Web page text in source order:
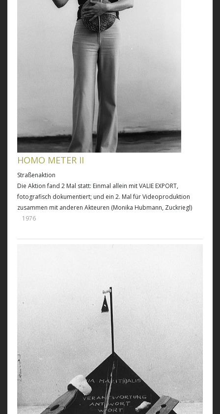
HOMO METER II
Straßenaktion
Die Aktion fand 2 Mal statt: Einmal allein mit VALIE EXPORT,
fotografisch dokumentiert; und ein 2. Mal für Videoproduktion
zusammen mit anderen Akteuren (Monika Hubmann, Zuckriegl)
1976